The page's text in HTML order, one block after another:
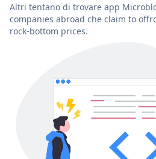
Altri tentano di trovare app
companies abroad che claim to
rock-bottom prices.